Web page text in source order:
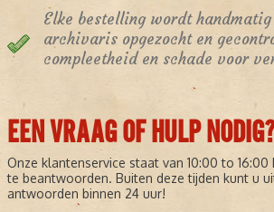
Elke bestelling wordt
archivaris opgezocht en
compleetheid en schade voor
EEN VRAAG OF HULP NODIG?
Onze klantenservice staat van 10:00 to
te beantwoorden. Buiten deze tijden kunt u
antwoorden binnen 24 uur!